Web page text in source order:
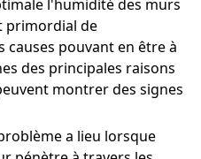
l'humidité des murs
primordial de
pouvant en être à
des principales raisons
montrer des signes
a lieu lorsque